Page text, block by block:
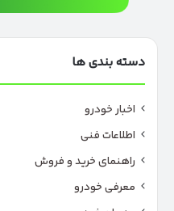
دسته بندی ها
اخبار خودرو
اطلاعات فنی
راهنمای خرید و فروش
معرفی خودرو